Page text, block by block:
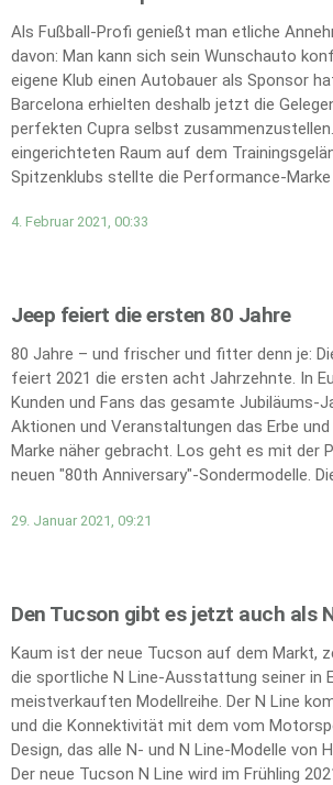
Als Fußball-Profi genießt man etliche
davon: Man kann sich sein Wunschauto
eigene Klub einen Autobauer als Sponsor
Barcelona erhielten deshalb jetzt die
perfekten Cupra selbst
eingerichteten Raum auf dem
Spitzenklubs stellte die Performance-
4. Februar 2021, 00:33
Jeep feiert die ersten 80 Jahre
80 Jahre – und frischer und fitter denn je:
feiert 2021 die ersten acht Jahrzehnte. In
Kunden und Fans das gesamte Jubiläums-
Aktionen und Veranstaltungen das Erbe
Marke näher gebracht. Los geht es mit der
neuen "80th Anniversary"-Sondermodelle.
29. Januar 2021, 09:21
Den Tucson gibt es jetzt auch als
Kaum ist der neue Tucson auf dem Markt,
die sportliche N Line-Ausstattung seiner in
meistverkauften Modellreihe. Der N Line
und die Konnektivität mit dem vom
Design, das alle N- und N Line-Modelle von
Der neue Tucson N Line wird im Frühling